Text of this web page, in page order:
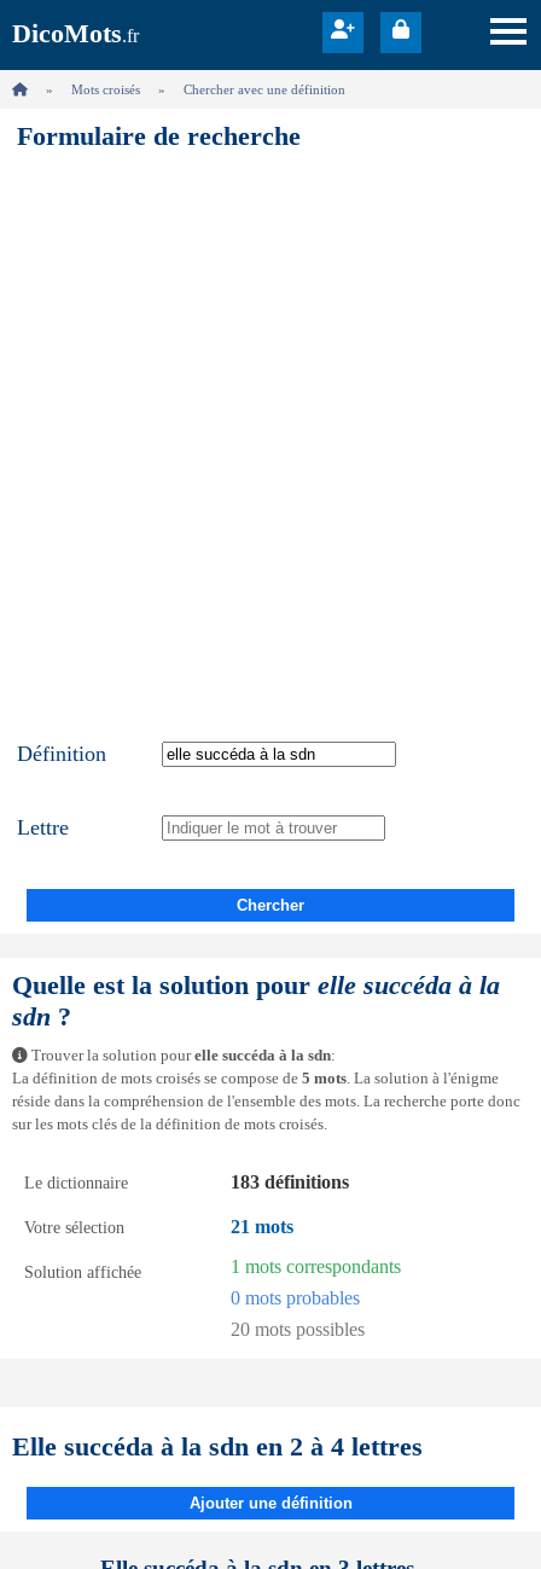
DicoMots.fr
Mots croisés Chercher avec une définition
Formulaire de recherche
Définition
Lettre
Chercher
Quelle est la solution pour elle succéda à la
sdn ?
Trouver la solution pourelle succéda à la sdn:
La définition de mots croisés se compose de 5 mots. La solution à l'énigme
réside dans la compréhension de l'ensemble des mots. La recherche porte donc
sur les mots clés de la définition de mots croisés.
Le dictionnaire 183 définitions
Votre sélection 21 mots
Solution affichée
1 mots correspondants
0 mots probables
20 mots possibles
Elle succéda à la sdn en 2 à 4 lettres
Ajouter une définition